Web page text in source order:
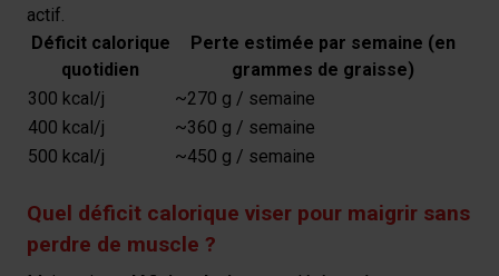
actif.
Déficit calorique
quotidien
Perte estimée par semaine (en
grammes de graisse)
300 kcal/j
~270 g / semaine
400 kcal/j
~360 g / semaine
500 kcal/j
~450 g / semaine
Quel déficit calorique viser pour maigrir sans
perdre de muscle ?